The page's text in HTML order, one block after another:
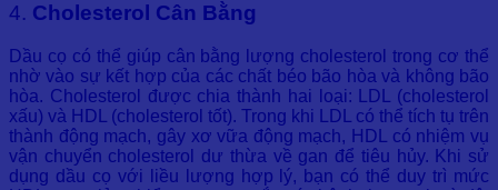
4. Cholesterol Cân Bằng
Dầu cọ có thể giúp cân bằng lượng cholesterol trong cơ thể
nhờ vào sự kết hợp của các chất béo bão hòa và không bão
hòa. Cholesterol được chia thành hai loại: LDL (cholesterol
xấu) và HDL (cholesterol tốt). Trong khi LDL có thể tích tụ trên
thành động mạch, gây xơ vữa động mạch, HDL có nhiệm vụ
vận chuyển cholesterol dư thừa về gan để tiêu hủy. Khi sử
dụng dầu cọ với liều lượng hợp lý, bạn có thể duy trì mức